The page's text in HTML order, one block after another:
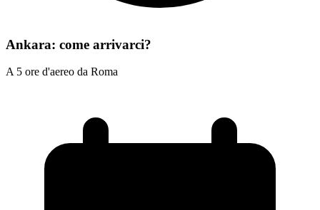
Ankara: come arrivarci?
A 5 ore d'aereo da Roma